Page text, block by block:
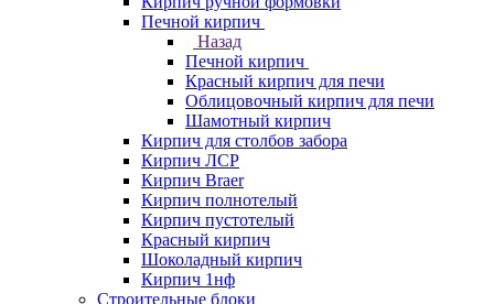
Печной кирпич
Назад
Печной кирпич
Красный кирпич для печи
Облицовочный кирпич для печи
Шамотный кирпич
Кирпич для столбов забора
Кирпич ЛСР
Кирпич Braer
Кирпич полнотелый
Кирпич пустотелый
Красный кирпич
Шоколадный кирпич
Кирпич 1нф
Строительные блоки